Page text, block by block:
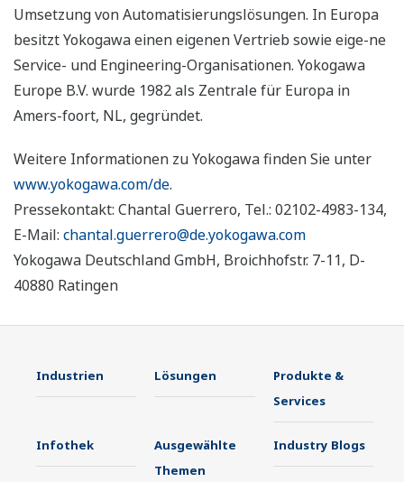
Umsetzung von Automatisierungslösungen. In Europa
besitzt Yokogawa einen eigenen Vertrieb sowie eige-ne
Service- und Engineering-Organisationen. Yokogawa
Europe B.V. wurde 1982 als Zentrale für Europa in
Amers-foort, NL, gegründet.
Weitere Informationen zu Yokogawa finden Sie unter
www.yokogawa.com/de.
Pressekontakt: Chantal Guerrero, Tel.: 02102-4983-134,
E-Mail: chantal.guerrero@de.yokogawa.com
Yokogawa Deutschland GmbH, Broichhofstr. 7-11, D-
40880 Ratingen
Industrien Lösungen
Produkte &
Services
Infothek
Ausgewählte
Themen
Industry Blogs